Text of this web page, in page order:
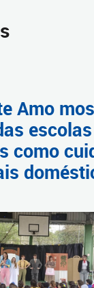
Amo
escolas
como